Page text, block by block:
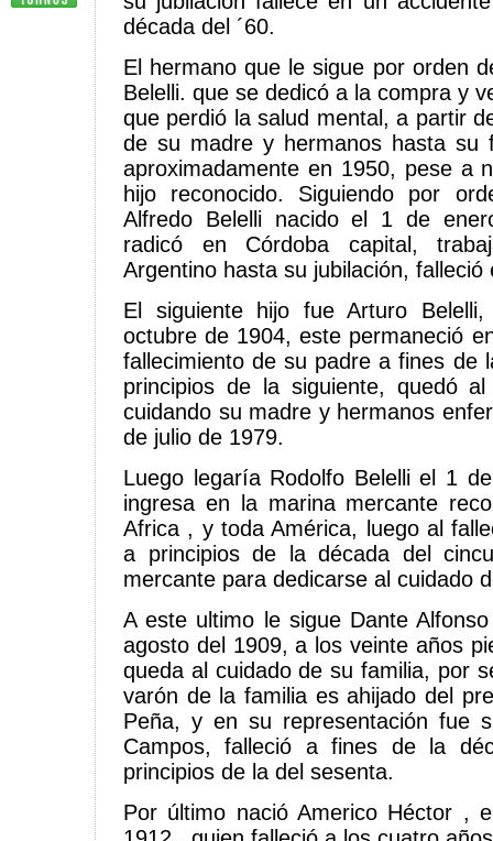
década del ´60.
El hermano que le sigue por orden
Belelli. que se dedicó a la compra y
que perdió la salud mental, a partir
de su madre y hermanos hasta su
aproximadamente en 1950, pese a
hijo reconocido. Siguiendo por
Alfredo Belelli nacido el 1 de
radicó en Córdoba capital,
Argentino hasta su jubilación, falleció
El siguiente hijo fue Arturo
octubre de 1904, este permaneció
fallecimiento de su padre a fines de
principios de la siguiente, quedó
cuidando su madre y hermanos
de julio de 1979.
Luego legaría Rodolfo Belelli el 1
ingresa en la marina mercante
Africa , y toda América, luego al
a principios de la década del
mercante para dedicarse al cuidado
A este ultimo le sigue Dante
agosto del 1909, a los veinte años
queda al cuidado de su familia, por
varón de la familia es ahijado del
Peña, y en su representación fue
Campos, falleció a fines de la
principios de la del sesenta.
Por último nació Americo Héctor ,